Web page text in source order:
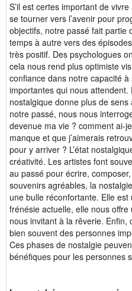
S’il est certes important de
se tourner vers l’avenir pour
objectifs, notre passé fait partie
temps à autre vers des
très positif. Des psychologues
cela nous rend plus optimiste
confiance dans notre capacité
importantes qui nous attendent.
nostalgique donne plus de
notre passé, nous nous
devenue ma vie ? comment ai-
manque et que j’aimerais
pour y arriver ? L’état
créativité. Les artistes font
au passé pour écrire,
souvenirs agréables, la
une bulle réconfortante. Elle
frénésie actuelle, elle nous
nous invitant à la rêverie.
bien souvent des personnes
Ces phases de nostalgie
bénéfiques pour les personnes